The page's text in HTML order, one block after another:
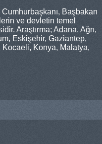
Cumhurbaşkanı, Başbakan
ve devletin temel
Araştırma; Adana, Ağrı,
Eskişehir, Gaziantep,
Kocaeli, Konya, Malatya,